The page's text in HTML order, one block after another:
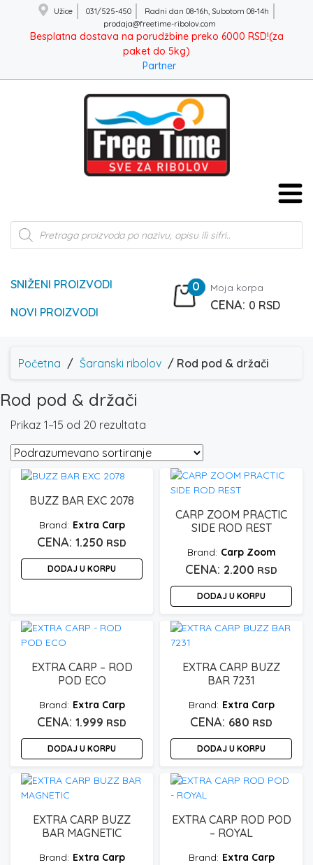
Užice 031/525-450
Radni dan 08-16h, Subotom 08-14h
prodaja@freetime-ribolov.com
Besplatna dostava na porudžbine preko 6000 RSD!(za
paket do 5kg)
Partner
Products
search
SNIŽENI PROIZVODI
NOVI PROIZVODI
0 Moja korpa
0 RSD
Početna / Šaranski ribolov / Rod pod & držači
Rod pod & držači
Prikaz 1–15 od 20 rezultata
BUZZ BAR EXC 2078
Extra Carp
1.250 RSD
DODAJ U KORPU
CARP ZOOM PRACTIC
SIDE ROD REST
Carp Zoom
2.200 RSD
DODAJ U KORPU
EXTRA CARP – ROD
POD ECO
Extra Carp
1.999 RSD
DODAJ U KORPU
EXTRA CARP BUZZ
BAR 7231
Extra Carp
680 RSD
DODAJ U KORPU
EXTRA CARP BUZZ
BAR MAGNETIC
Extra Carp
EXTRA CARP ROD POD
– ROYAL
Extra Carp